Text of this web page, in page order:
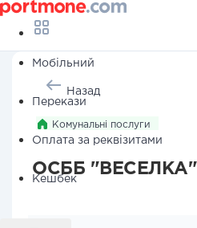
Мобільний
Перекази
Оплата за реквізитами
Кешбек
Назад
Комунальні послуги
ОСББ "ВЕСЕЛКА"